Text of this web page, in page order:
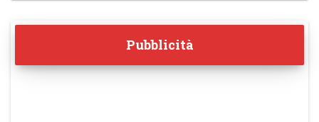
Pubblicità